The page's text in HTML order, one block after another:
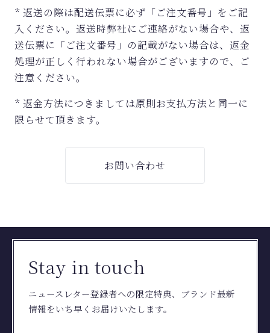
* 返送の際は配送伝票に必ず「ご注文番号」をご記
入ください。 返送時弊社にご連絡がない場合や、返
送伝票に「ご注文番号」の記載がない場合は、返金
処理が正しく行われない場合がございますので、ご
注意ください。
* 返金方法につきましては原則お支払方法と同一に
限らせて頂きます。
お問い合わせ
Stay in touch
ニュースレター登録者への限定特典、ブランド最新
情報をいち早くお届けいたします。